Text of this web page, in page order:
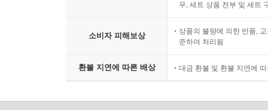
우, 세트 상품 전부 및 세트
소비자 피해보상
상품의 불량에 의한 반품,
준하여 처리됨
환불 지연에 따른 배상 대금 환불 및 환불 지연에